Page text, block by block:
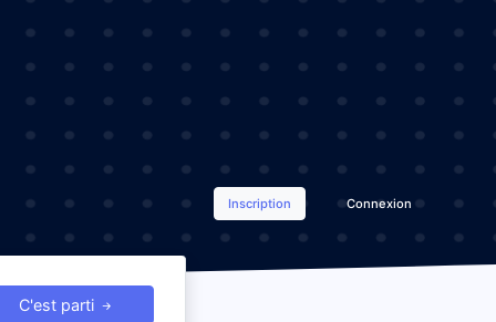
Inscription Connexion
C'est parti